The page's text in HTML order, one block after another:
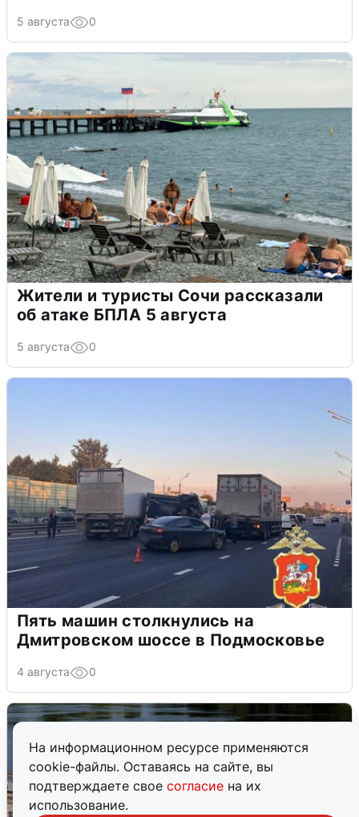
На информационном ресурсе применяются
cookie-файлы. Оставаясь на сайте, вы
подтверждаете свое согласие на их
использование.
5 августа 0
Жители и туристы Сочи рассказали
об атаке БПЛА 5 августа
5 августа 0
Пять машин столкнулись на
Дмитровском шоссе в Подмосковье
4 августа 0